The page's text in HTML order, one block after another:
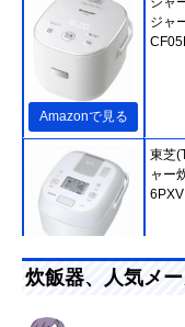
Amazonで見る
ジャ
楽天市場で見る
東芝
ャー
6PXV
炊飯器、人気メ